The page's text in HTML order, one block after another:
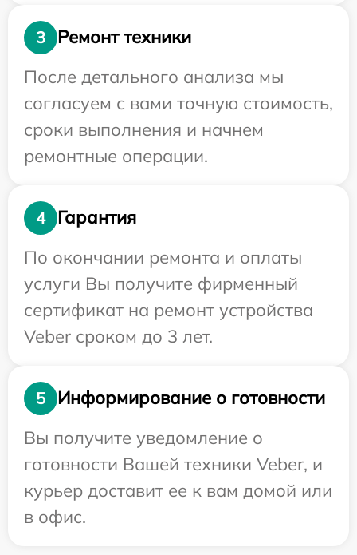
3
Ремонт техники
После детального анализа мы
согласуем с вами точную стоимость,
сроки выполнения и начнем
ремонтные операции.
4
Гарантия
По окончании ремонта и оплаты
услуги Вы получите фирменный
сертификат на ремонт устройства
Veber сроком до 3 лет.
5
Информирование о готовности
Вы получите уведомление о
готовности Вашей техники Veber, и
курьер доставит ее к вам домой или
в офис.